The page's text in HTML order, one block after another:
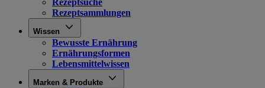
Rezeptsuche
Rezeptsammlungen
Wissen
Bewusste Ernährung
Ernährungsformen
Lebensmittelwissen
Marken & Produkte